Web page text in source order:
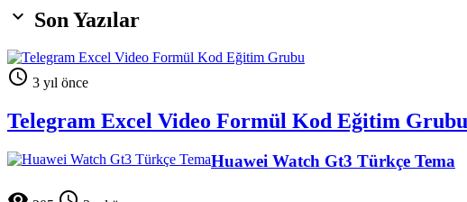
 Son Yazılar
 3 yıl önce
Telegram Excel Video Formül Kod Eğitim Grubu
Huawei Watch Gt3 Türkçe Tema